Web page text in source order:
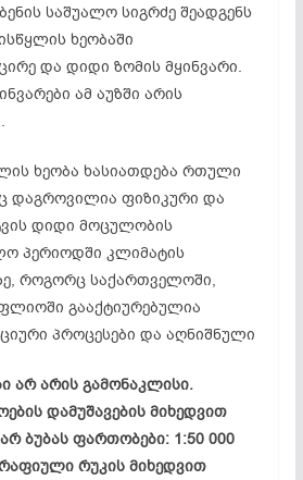
საშუალო სიგრძე შეადგენს
ხეობაში
და დიდი ზომის მყინვარი.
ამ აუზში არის
ხეობა ხასიათდება რთული
დაგროვილია ფიზიკური და
დიდი მოცულობის
პერიოდში კლიმატის
როგორც საქართველოში,
გააქტიურებულია
პროცესები და აღნიშნული
არ არის გამონაკლისი.
დამუშავების მიხედვით
ბუბას ფართობები: 1:50 000
რუკის მიხედვით